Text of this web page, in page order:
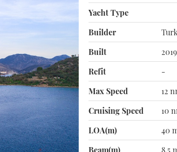
Yacht Type
Builder
Built
2019
Refit
-
Max Speed
12
Cruising Speed
10
LOA(m)
40
Beam(m)
8.5